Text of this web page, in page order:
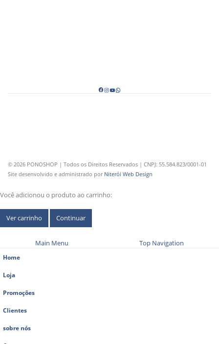
© 2026 PONOSHOP | Todos os Direitos Reservados | CNPJ: 55.584.823/0001-01
Site desenvolvido e administrado por Niterói Web Design
Você adicionou o produto ao carrinho:
Ver carrinho Continuar
Main Menu Top Navigation
Home
Loja
Promoções
Clientes
sobre nós